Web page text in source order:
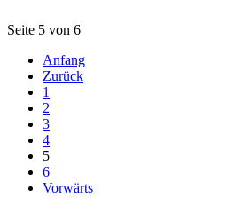
Seite 5 von 6
Anfang
Zurück
1
2
3
4
5
6
Vorwärts